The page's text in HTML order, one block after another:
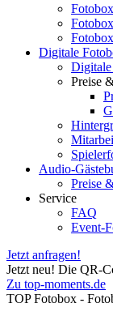
Digitale
Preise
Audio-
Preise
Service
FAQ
Event-
Jetzt anfragen!
Jetzt neu! Die QR-
Zu top-moments.de
TOP Fotobox -